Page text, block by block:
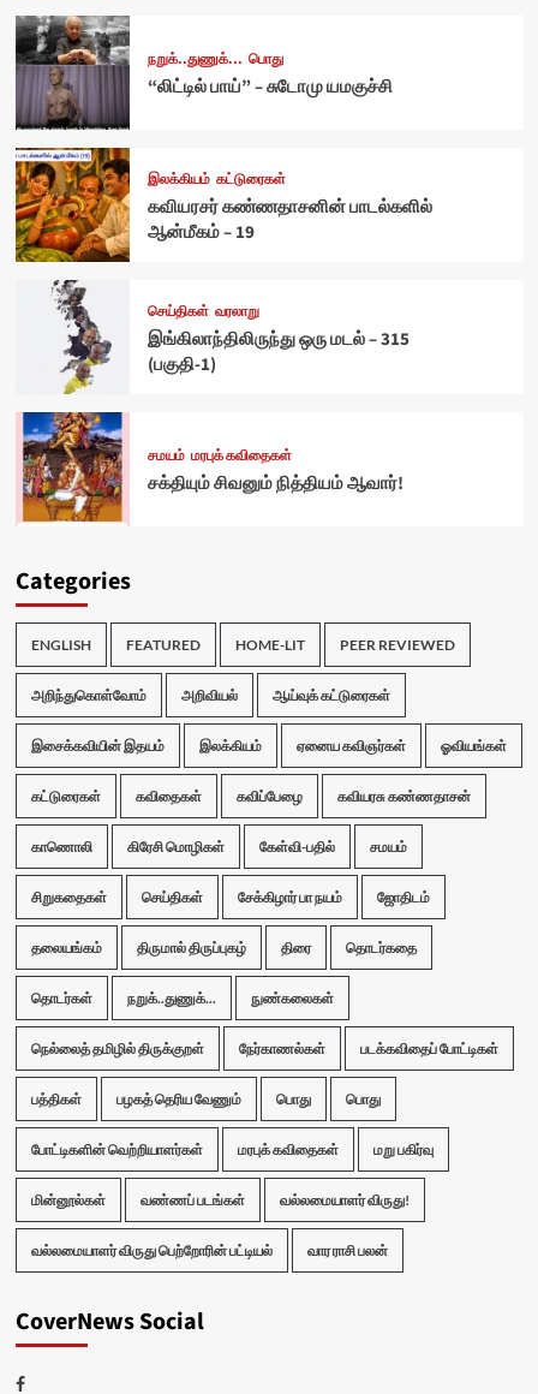
நறுக்..துணுக்... பொது
“லிட்டில் பாய்” – சுடோமு யமகுச்சி
இலக்கியம் கட்டுரைகள்
கவியரசர் கண்ணதாசனின் பாடல்களில்
ஆன்மீகம் – 19
செய்திகள் வரலாறு
இங்கிலாந்திலிருந்து ஒரு மடல் – 315
(பகுதி-1)
சமயம் மரபுக் கவிதைகள்
சக்தியும் சிவனும் நித்தியம் ஆவார்!
Categories
ENGLISH FEATURED HOME-LIT PEER REVIEWED
அறிந்துகொள்வோம் அறிவியல் ஆய்வுக் கட்டுரைகள்
இசைக்கவியின் இதயம் இலக்கியம் ஏனைய கவிஞர்கள் ஓவியங்கள்
கட்டுரைகள் கவிதைகள் கவிப்பேழை கவியரசு கண்ணதாசன்
காணொலி கிரேசி மொழிகள் கேள்வி-பதில் சமயம்
சிறுகதைகள் செய்திகள் சேக்கிழார் பா நயம் ஜோதிடம்
தலையங்கம் திருமால் திருப்புகழ் திரை தொடர்கதை
தொடர்கள் நறுக்..துணுக்... நுண்கலைகள்
நெல்லைத் தமிழில் திருக்குறள் நேர்காணல்கள் படக்கவிதைப் போட்டிகள்
பத்திகள் பழகத் தெரிய வேணும் பொது பொது
போட்டிகளின் வெற்றியாளர்கள் மரபுக் கவிதைகள் மறு பகிர்வு
மின்னூல்கள் வண்ணப் படங்கள் வல்லமையாளர் விருது!
வல்லமையாளர் விருது பெற்றோரின் பட்டியல் வார ராசி பலன்
CoverNews Social
Facebook